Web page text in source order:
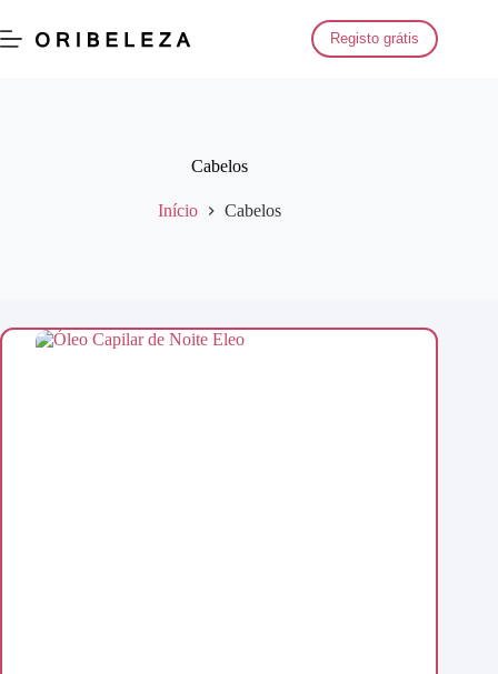
para
o
Registo grátis
Cabelos
Início Cabelos